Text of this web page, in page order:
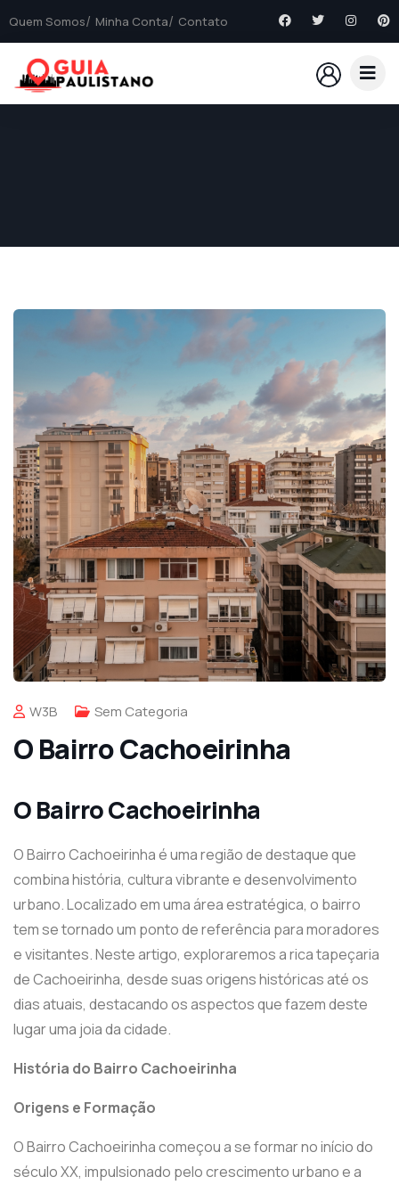
Quem Somos Minha Conta Contato
W3B Sem Categoria
O Bairro Cachoeirinha
O Bairro Cachoeirinha
O Bairro Cachoeirinha é uma região de destaque que
combina história, cultura vibrante e desenvolvimento
urbano. Localizado em uma área estratégica, o bairro
tem se tornado um ponto de referência para moradores
e visitantes. Neste artigo, exploraremos a rica tapeçaria
de Cachoeirinha, desde suas origens históricas até os
dias atuais, destacando os aspectos que fazem deste
lugar uma joia da cidade.
História do Bairro Cachoeirinha
Origens e Formação
O Bairro Cachoeirinha começou a se formar no início do
século XX, impulsionado pelo crescimento urbano e a